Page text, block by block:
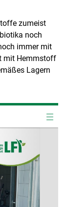
zumeist
noch
immer mit
mit Hemmstoff
Lagern